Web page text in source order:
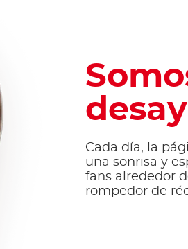
Cada día, la
una sonrisa y
fans alrededor
rompedor de